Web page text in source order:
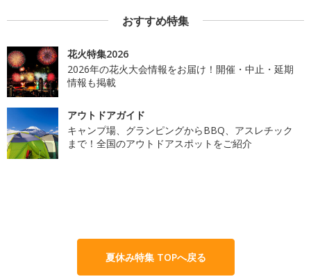
おすすめ特集
花火特集2026
2026年の花火大会情報をお届け！開催・中止・延期
情報も掲載
アウトドアガイド
キャンプ場、グランピングからBBQ、アスレチック
まで！全国のアウトドアスポットをご紹介
夏休み特集 TOPへ戻る